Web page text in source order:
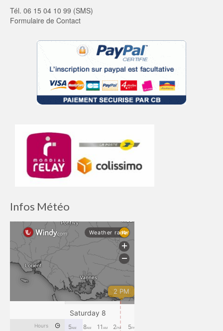
Tél. 06 15 04 10 99 (SMS)
Formulaire de Contact
Infos Météo